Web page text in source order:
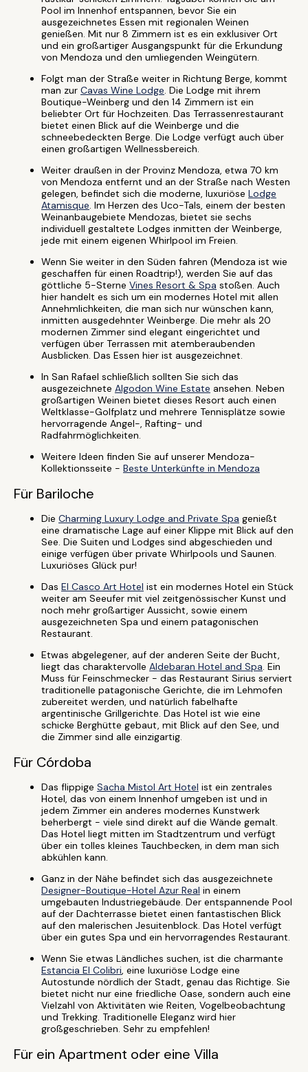
Pool im Innenhof entspannen, bevor Sie ein
ausgezeichnetes Essen mit regionalen Weinen
genießen. Mit nur 8 Zimmern ist es ein exklusiver Ort
und ein großartiger Ausgangspunkt für die Erkundung
von Mendoza und den umliegenden Weingütern.
Folgt man der Straße weiter in Richtung Berge, kommt
man zur Cavas Wine Lodge. Die Lodge mit ihrem
Boutique-Weinberg und den 14 Zimmern ist ein
beliebter Ort für Hochzeiten. Das Terrassenrestaurant
bietet einen Blick auf die Weinberge und die
schneebedeckten Berge. Die Lodge verfügt auch über
einen großartigen Wellnessbereich.
Weiter draußen in der Provinz Mendoza, etwa 70 km
von Mendoza entfernt und an der Straße nach Westen
gelegen, befindet sich die moderne, luxuriöse Lodge
Atamisque. Im Herzen des Uco-Tals, einem der besten
Weinanbaugebiete Mendozas, bietet sie sechs
individuell gestaltete Lodges inmitten der Weinberge,
jede mit einem eigenen Whirlpool im Freien.
Wenn Sie weiter in den Süden fahren (Mendoza ist wie
geschaffen für einen Roadtrip!), werden Sie auf das
göttliche 5-Sterne Vines Resort & Spa stoßen. Auch
hier handelt es sich um ein modernes Hotel mit allen
Annehmlichkeiten, die man sich nur wünschen kann,
inmitten ausgedehnter Weinberge. Die mehr als 20
modernen Zimmer sind elegant eingerichtet und
verfügen über Terrassen mit atemberaubenden
Ausblicken. Das Essen hier ist ausgezeichnet.
In San Rafael schließlich sollten Sie sich das
ausgezeichnete Algodon Wine Estate ansehen. Neben
großartigen Weinen bietet dieses Resort auch einen
Weltklasse-Golfplatz und mehrere Tennisplätze sowie
hervorragende Angel-, Rafting- und
Radfahrmöglichkeiten.
Weitere Ideen finden Sie auf unserer Mendoza-
Kollektionsseite - Beste Unterkünfte in Mendoza
Für Bariloche
Die Charming Luxury Lodge and Private Spa genießt
eine dramatische Lage auf einer Klippe mit Blick auf den
See. Die Suiten und Lodges sind abgeschieden und
einige verfügen über private Whirlpools und Saunen.
Luxuriöses Glück pur!
Das El Casco Art Hotel ist ein modernes Hotel ein Stück
weiter am Seeufer mit viel zeitgenössischer Kunst und
noch mehr großartiger Aussicht, sowie einem
ausgezeichneten Spa und einem patagonischen
Restaurant.
Etwas abgelegener, auf der anderen Seite der Bucht,
liegt das charaktervolle Aldebaran Hotel and Spa. Ein
Muss für Feinschmecker - das Restaurant Sirius serviert
traditionelle patagonische Gerichte, die im Lehmofen
zubereitet werden, und natürlich fabelhafte
argentinische Grillgerichte. Das Hotel ist wie eine
schicke Berghütte gebaut, mit Blick auf den See, und
die Zimmer sind alle einzigartig.
Für Córdoba
Das flippige Sacha Mistol Art Hotel ist ein zentrales
Hotel, das von einem Innenhof umgeben ist und in
jedem Zimmer ein anderes modernes Kunstwerk
beherbergt - viele sind direkt auf die Wände gemalt.
Das Hotel liegt mitten im Stadtzentrum und verfügt
über ein tolles kleines Tauchbecken, in dem man sich
abkühlen kann.
Ganz in der Nähe befindet sich das ausgezeichnete
Designer-Boutique-Hotel Azur Real in einem
umgebauten Industriegebäude. Der entspannende Pool
auf der Dachterrasse bietet einen fantastischen Blick
auf den malerischen Jesuitenblock. Das Hotel verfügt
über ein gutes Spa und ein hervorragendes Restaurant.
Wenn Sie etwas Ländliches suchen, ist die charmante
Estancia El Colibri, eine luxuriöse Lodge eine
Autostunde nördlich der Stadt, genau das Richtige. Sie
bietet nicht nur eine friedliche Oase, sondern auch eine
Vielzahl von Aktivitäten wie Reiten, Vogelbeobachtung
und Trekking. Traditionelle Eleganz wird hier
großgeschrieben. Sehr zu empfehlen!
Für ein Apartment oder eine Villa